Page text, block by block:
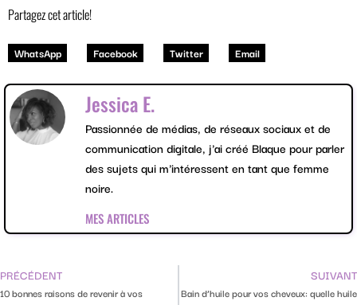
Partagez cet article!
WhatsApp Facebook Twitter Email
Jessica E.
Passionnée de médias, de réseaux sociaux et de
communication digitale, j'ai créé Blaque pour parler
des sujets qui m'intéressent en tant que femme
noire.
MES ARTICLES
PRÉCÉDENT
10 bonnes raisons de revenir à vos
SUIVANT
Bain d’huile pour vos cheveux: quelle huile